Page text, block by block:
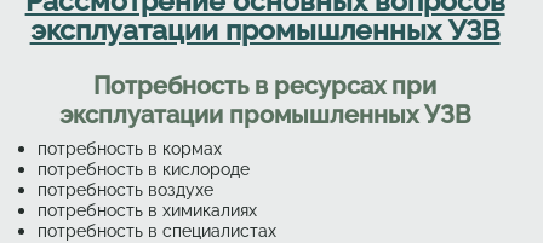
эксплуатации промышленных УЗВ
Потребность в ресурсах при
эксплуатации промышленных УЗВ
потребность в кормах
потребность в кислороде
потребность воздухе
потребность в химикалиях
потребность в специалистах